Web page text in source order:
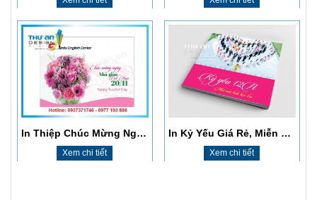
Xem chi tiết Xem chi tiết